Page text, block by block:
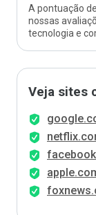
A pontuação
nossas
tecnologia e
Veja sites